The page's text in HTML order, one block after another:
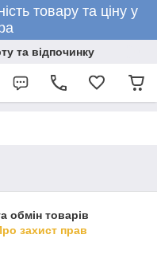
товару та ціну у
та відпочинку
обмін товарів
захист прав